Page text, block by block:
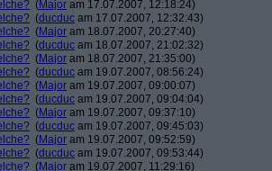
(Major am 17.07.2007, 12:18:24)
(ducduc am 17.07.2007, 12:32:43)
(Major am 18.07.2007, 20:27:40)
(ducduc am 18.07.2007, 21:02:32)
(Major am 18.07.2007, 21:35:00)
(ducduc am 19.07.2007, 08:56:24)
(Major am 19.07.2007, 09:00:07)
(ducduc am 19.07.2007, 09:04:04)
(Major am 19.07.2007, 09:37:10)
(ducduc am 19.07.2007, 09:45:03)
(Major am 19.07.2007, 09:52:59)
(ducduc am 19.07.2007, 09:53:44)
(Major am 19.07.2007, 11:29:16)